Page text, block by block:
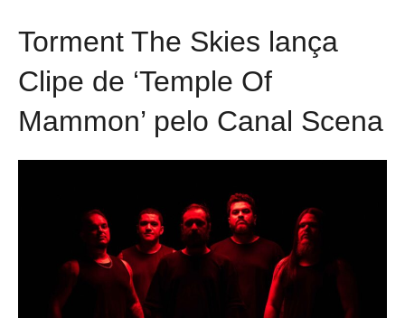
Torment The Skies lança
Clipe de ‘Temple Of
Mammon’ pelo Canal Scena